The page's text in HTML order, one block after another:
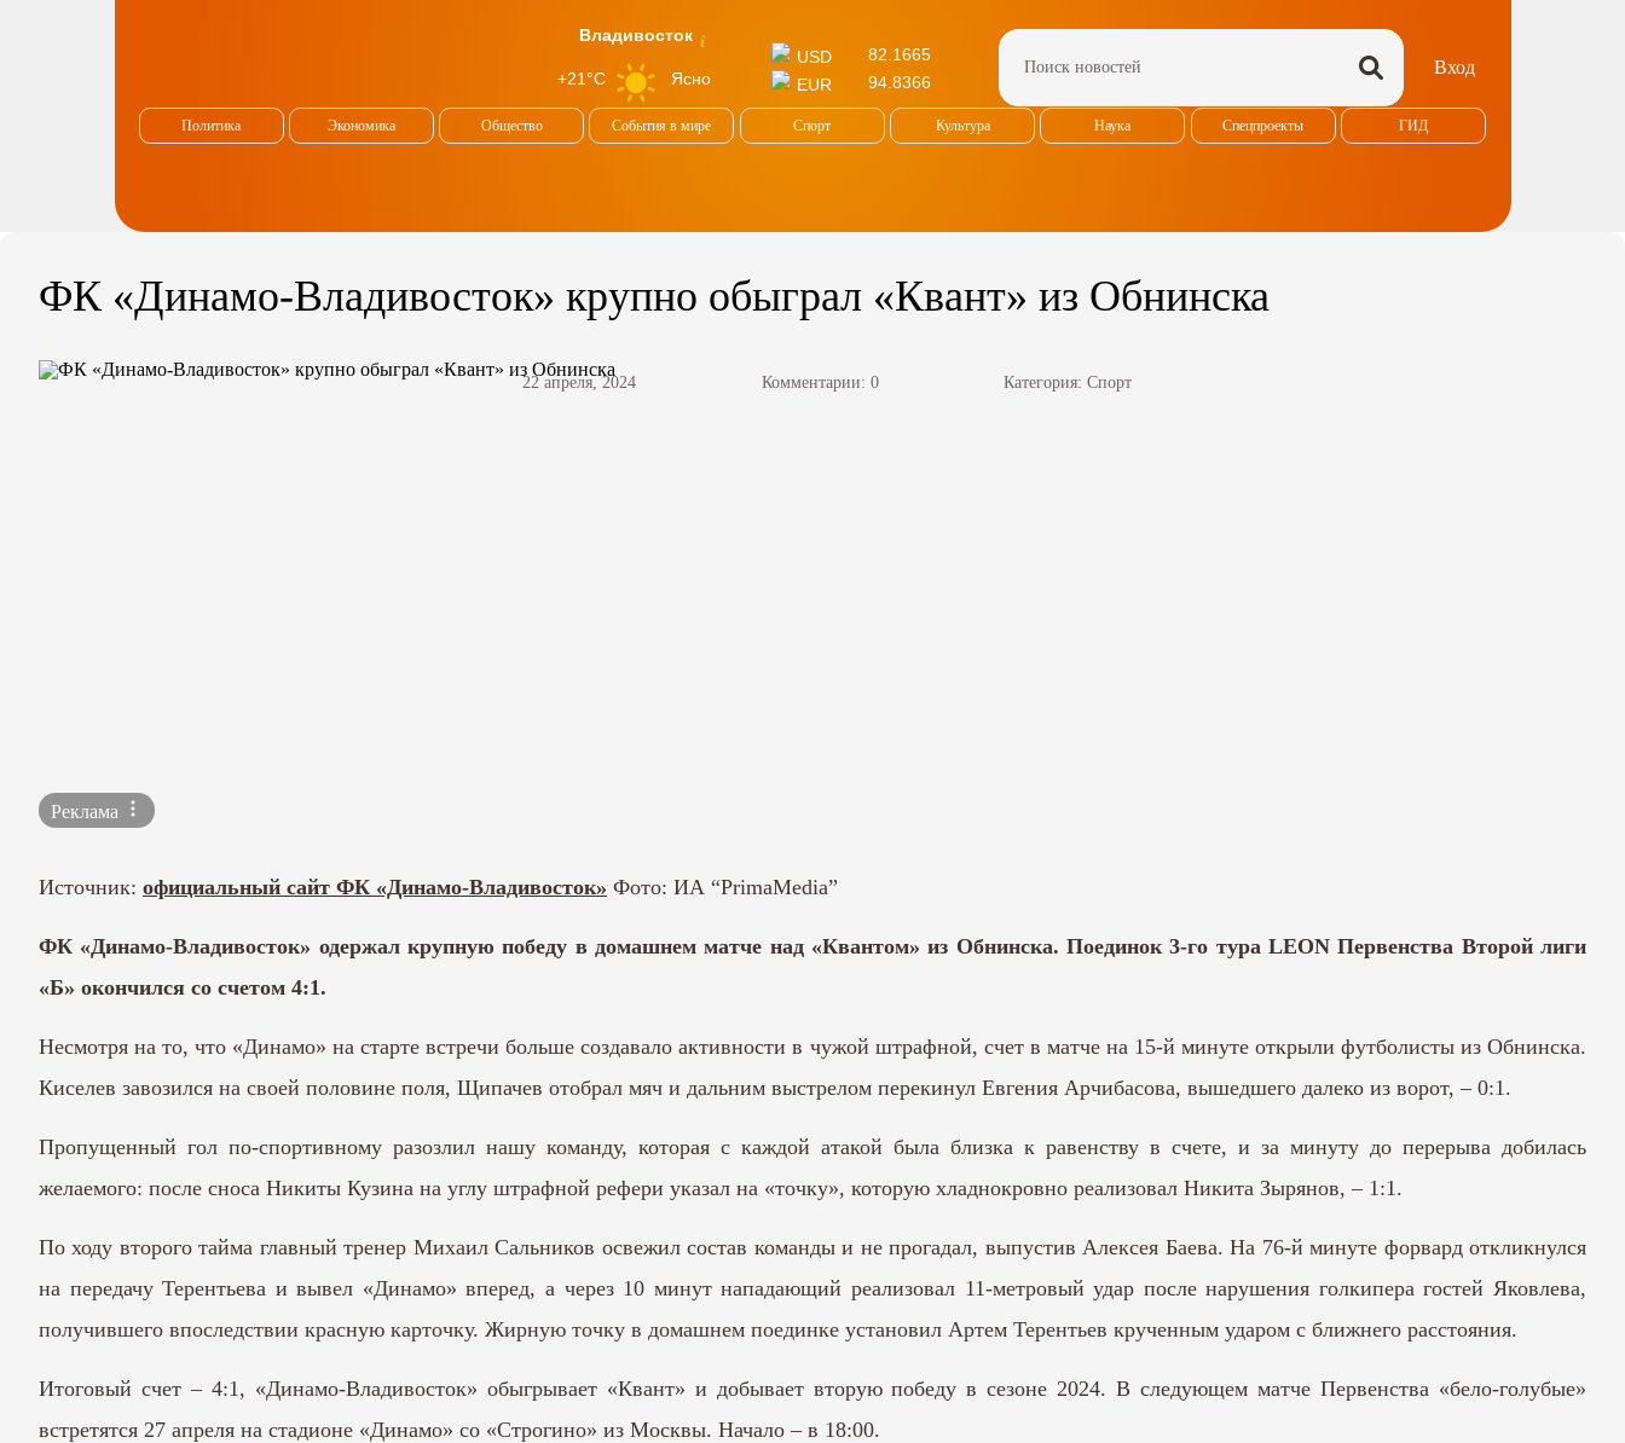
Владивосток
+21°C Ясно
USD
82.1665
EUR
94.8366
Вход
Политика Экономика Общество События в мире Спорт Культура Наука Спецпроекты ГИД
ФК «Динамо-Владивосток» крупно обыграл «Квант» из Обнинска
22 апреля, 2024 Комментарии: 0 Категория: Спорт
Реклама
Источник: официальный сайт ФК «Динамо-Владивосток» Фото: ИА “PrimaMedia”
ФК «Динамо-Владивосток» одержал крупную победу в домашнем матче над «Квантом» из Обнинска. Поединок 3-го тура LEON Первенства Второй лиги
«Б» окончился со счетом 4:1.
Несмотря на то, что «Динамо» на старте встречи больше создавало активности в чужой штрафной, счет в матче на 15-й минуте открыли футболисты из Обнинска.
Киселев завозился на своей половине поля, Щипачев отобрал мяч и дальним выстрелом перекинул Евгения Арчибасова, вышедшего далеко из ворот, – 0:1.
Пропущенный гол по-спортивному разозлил нашу команду, которая с каждой атакой была близка к равенству в счете, и за минуту до перерыва добилась
желаемого: после сноса Никиты Кузина на углу штрафной рефери указал на «точку», которую хладнокровно реализовал Никита Зырянов, – 1:1.
По ходу второго тайма главный тренер Михаил Сальников освежил состав команды и не прогадал, выпустив Алексея Баева. На 76-й минуте форвард откликнулся
на передачу Терентьева и вывел «Динамо» вперед, а через 10 минут нападающий реализовал 11-метровый удар после нарушения голкипера гостей Яковлева,
получившего впоследствии красную карточку. Жирную точку в домашнем поединке установил Артем Терентьев крученным ударом с ближнего расстояния.
Итоговый счет – 4:1, «Динамо-Владивосток» обыгрывает «Квант» и добывает вторую победу в сезоне 2024. В следующем матче Первенства «бело-голубые»
встретятся 27 апреля на стадионе «Динамо» со «Строгино» из Москвы. Начало – в 18:00.